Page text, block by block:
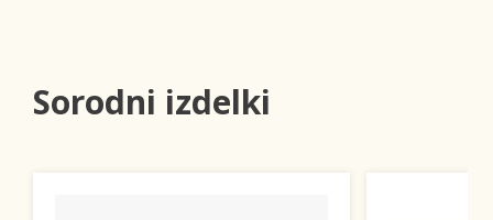
Sorodni izdelki